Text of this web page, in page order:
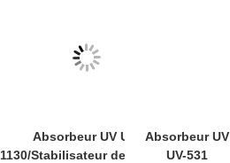
Absorbeur UV UV-
1130/Stabilisateur de lumière
Absorbeur UV
UV-531